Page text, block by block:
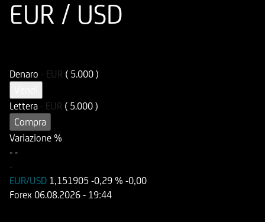
EUR / USD
Denaro - EUR ( 5.000 )
Lettera - EUR ( 5.000 )
Compra
Variazione %
- -
-
EUR/USD 1,151905 -0,29 % -0,00
Forex 06.08.2026 - 19:44